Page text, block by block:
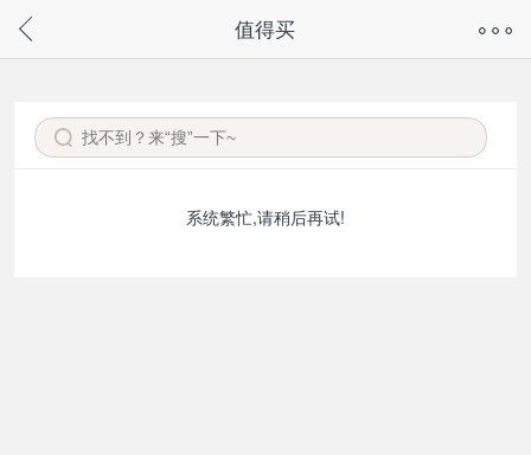
请通过微信或支付宝搜“奇兔客小程序”访问
值得买
系统繁忙,请稍后再试!